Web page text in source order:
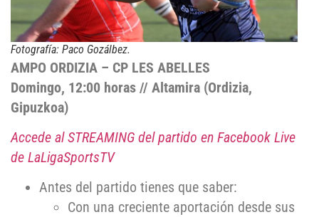
Fotografía: Paco Gozálbez.
AMPO ORDIZIA – CP LES ABELLES
Domingo, 12:00 horas // Altamira (Ordizia,
Gipuzkoa)
Accede al STREAMING del partido en Facebook Live
de LaLigaSportsTV
Antes del partido tienes que saber:
Con una creciente aportación desde sus